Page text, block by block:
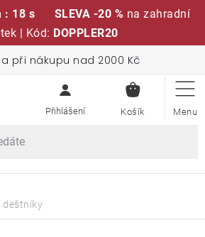
: 17 s SLEVA -20 % na zahradní
| Kód: DOPPLER20
při nákupu nad 2000 Kč
KOŠÍK
deštníky